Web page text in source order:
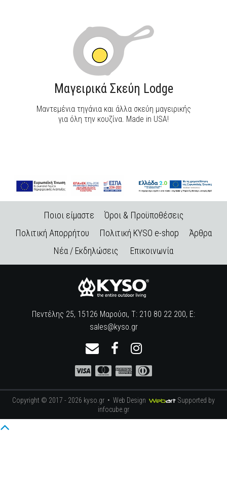
Μαγειρικά Σκεύη Lodge
Μαντεμένια τηγάνια και άλλα σκεύη μαγειρικής
για όλη την κουζίνα. Made in USA!
Ποιοι είμαστε
Όροι & Προϋποθέσεις
Πολιτική Απορρήτου
Πολιτική KYSO e-shop
Άρθρα
Νέα / Εκδηλώσεις
Επικοινωνία
Πεντέλης 25, 15126 Μαρούσι, Τ: 210 80 22 200, E:
sales@kyso.gr
Copyright © 2017 - 2026 kyso.gr • Web Design
Supported by
infocube.gr